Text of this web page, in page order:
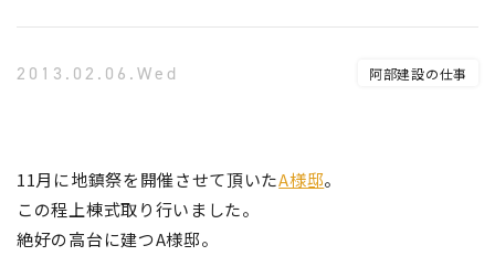
2013.02.06.Wed 阿部建設の仕事
11月に地鎮祭を開催させて頂いたA様邸。
この程上棟式取り行いました。
絶好の高台に建つA様邸。